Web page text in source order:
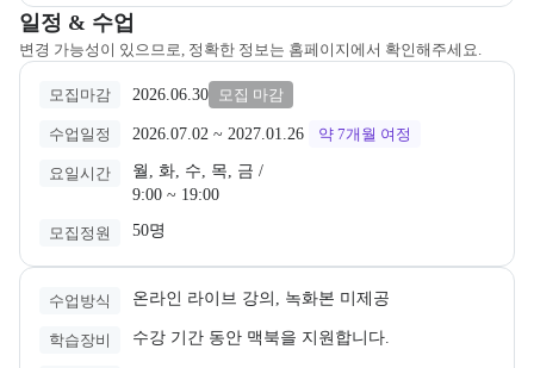
일정 & 수업
변경 가능성이 있으므로, 정확한 정보는 홈페이지에서 확인해주세요.
교육과정 일정과 모집 상태에 따른 안내를 제공한다.
모집마감 2026.06.30 모집 마감
수업일정 2026.07.02 ~ 2027.01.26 약 7개월 여정
요일시간
월, 화, 수, 목, 금 /
9:00 ~ 19:00
모집정원 50명
수업방식 온라인 라이브 강의, 녹화본 미제공
학습장비 수강 기간 동안 맥북을 지원합니다.